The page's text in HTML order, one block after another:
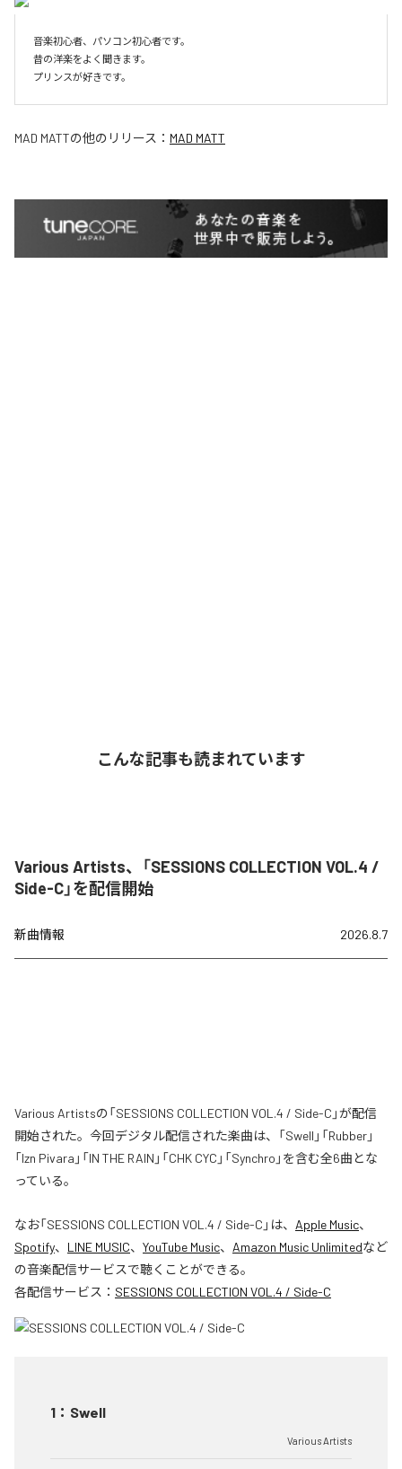
音楽初心者、パソコン初心者です。
昔の洋楽をよく聞きます。
MAD MATTの他のリリース： MAD MATT
こんな記事も読まれています
Various Artists、「SESSIONS COLLECTION VOL.4 /
Side-C」を配信開始
新曲情報 2026.8.7
Various Artistsの「SESSIONS COLLECTION VOL.4 / Side-C」が配信
開始された。今回デジタル配信された楽曲は、「Swell」「Rubber」
「Izn Pivara」「IN THE RAIN」「CHK CYC」「Synchro」を含む全6曲とな
っている。
なお「SESSIONS COLLECTION VOL.4 / Side-C 」は、 Apple Music、
Spotify、 LINE MUSIC、 YouTube Music、 Amazon Music Unlimitedなど
の音楽配信サービスで聴くことができる。
各配信サービス： SESSIONS COLLECTION VOL.4 / Side-C
1 ： Swell
Various Artists